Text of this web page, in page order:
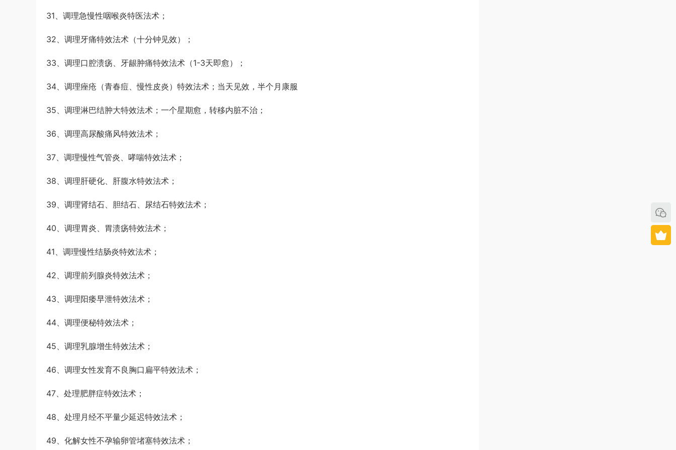
31、调理急慢性咽喉炎特医法术；
32、调理牙痛特效法术（十分钟见效）；
33、调理口腔溃疡、牙龈肿痛特效法术（1-3天即愈）；
34、调理痤疮（青春痘、慢性皮炎）特效法术；当天见效，半个月康服
35、调理淋巴结肿大特效法术；一个星期愈，转移内脏不治；
36、调理高尿酸痛风特效法术；
37、调理慢性气管炎、哮喘特效法术；
38、调理肝硬化、肝腹水特效法术；
39、调理肾结石、胆结石、尿结石特效法术；
40、调理胃炎、胃溃疡特效法术；
41、调理慢性结肠炎特效法术；
42、调理前列腺炎特效法术；
43、调理阳痿早泄特效法术；
44、调理便秘特效法术；
45、调理乳腺增生特效法术；
46、调理女性发育不良胸口扁平特效法术；
47、处理肥胖症特效法术；
48、处理月经不平量少延迟特效法术；
49、化解女性不孕输卵管堵塞特效法术；